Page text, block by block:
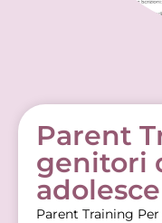
Parent
genitori
Parent Training